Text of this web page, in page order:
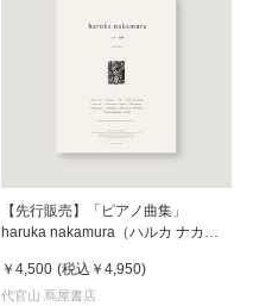
【先行販売】「ピアノ曲集」
haruka nakamura（ハルカ ナカム
￥4,500 (税込 ￥4,950)
代官山 蔦屋書店